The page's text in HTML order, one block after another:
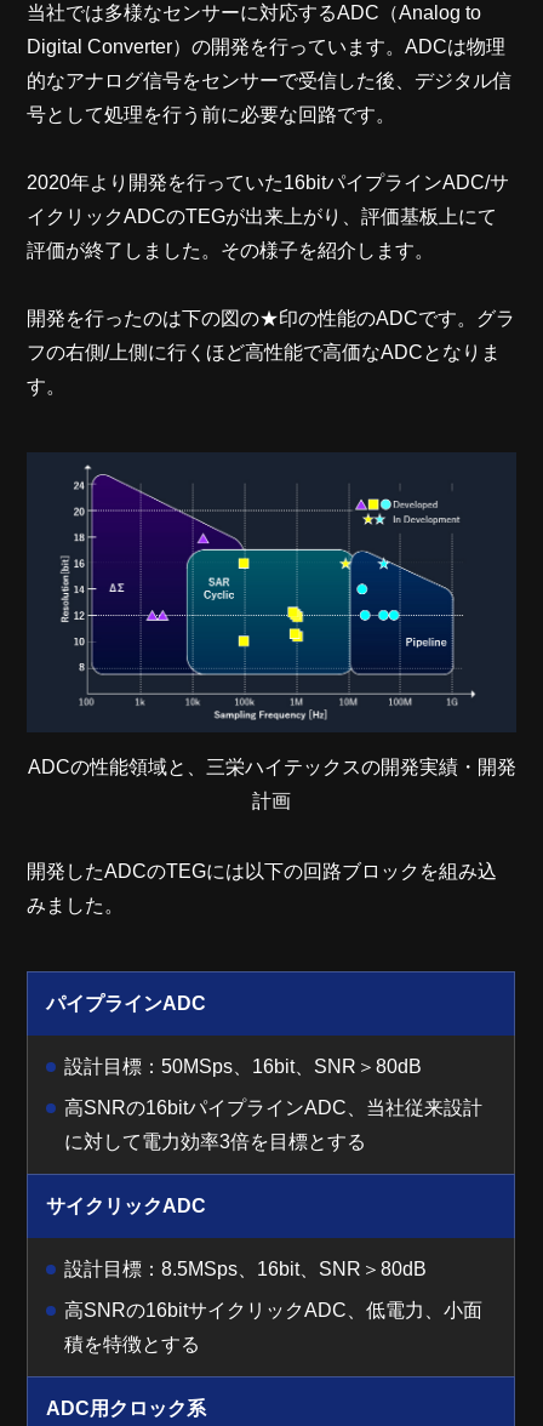
当社では多様なセンサーに対応するADC（Analog to
Digital Converter）の開発を行っています。ADCは物理
的なアナログ信号をセンサーで受信した後、デジタル信
号として処理を行う前に必要な回路です。
2020年より開発を行っていた16bitパイプラインADC/サ
イクリックADCのTEGが出来上がり、評価基板上にて
評価が終了しました。その様子を紹介します。
開発を行ったのは下の図の★印の性能のADCです。グラ
フの右側/上側に行くほど高性能で高価なADCとなりま
す。
ADCの性能領域と、三栄ハイテックスの開発実績・開発
計画
開発したADCのTEGには以下の回路ブロックを組み込
みました。
パイプラインADC
設計目標：50MSps、16bit、SNR＞80dB
高SNRの16bitパイプラインADC、当社従来設計
に対して電力効率3倍を目標とする
サイクリックADC
設計目標：8.5MSps、16bit、SNR＞80dB
高SNRの16bitサイクリックADC、低電力、小面
積を特徴とする
ADC用クロック系